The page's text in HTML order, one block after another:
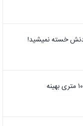
خسته نمیشید!